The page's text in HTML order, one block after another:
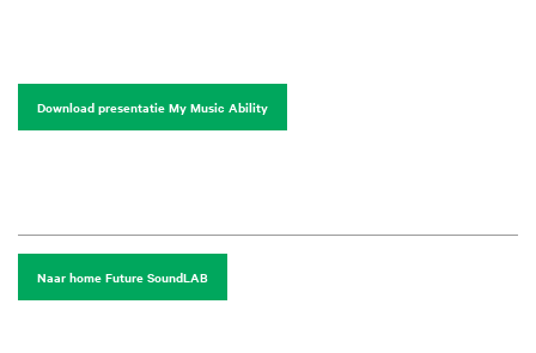
Download presentatie My Music Ability
Naar home Future SoundLAB